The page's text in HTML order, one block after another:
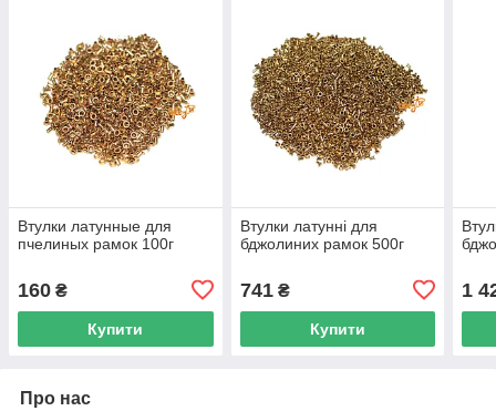
Втулки латунные для
пчелиных рамок 100г
160 ₴
Купити
Втулки латунні для
бджолиних рамок 500г
741₴
Купити
1
Про нас